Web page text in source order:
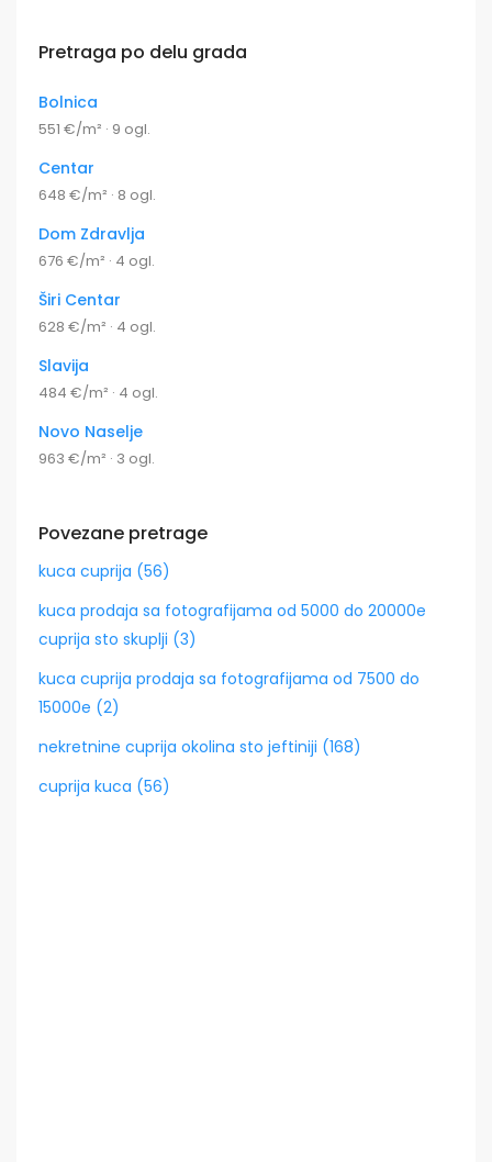
Pretraga po delu grada
Bolnica
551 €/m² · 9 ogl.
Centar
648 €/m² · 8 ogl.
Dom Zdravlja
676 €/m² · 4 ogl.
Širi Centar
628 €/m² · 4 ogl.
Slavija
484 €/m² · 4 ogl.
Novo Naselje
963 €/m² · 3 ogl.
Povezane pretrage
kuca cuprija (56)
kuca prodaja sa fotografijama od 5000 do 20000e
cuprija sto skuplji (3)
kuca cuprija prodaja sa fotografijama od 7500 do
15000e (2)
nekretnine cuprija okolina sto jeftiniji (168)
cuprija kuca (56)